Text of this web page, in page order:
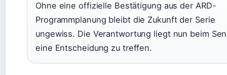
Ohne eine offizielle Bestätigung aus der ARD-
Programmplanung bleibt die Zukunft der Serie
ungewiss. Die Verantwortung liegt nun beim
eine Entscheidung zu treffen.